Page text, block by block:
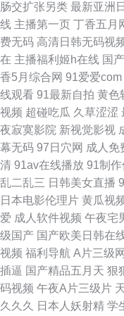
精品久久中文字 午夜福利
费观看91看片 综合瑟站 成
丝袜一区二区三区 福利AV
源超碰 日韩久久伊人 91色
自拍 伊人日韩无码 加勒比
文字 成人天堂 四虎精品久
视频 91免费在线观看网页
深爱妞妞导航 成全影院热
久 1024看片成人版 麻豆精
肠交扩张另类 最新亚洲
线 主播第一页 丁香五月
费无码 高清日韩无码视
在 主播福利姬h在线 国
香5月综合网 91爱爱com
线观看 91最新自拍 黄色
视频 超碰吃瓜 久草涩涩
夜寂寞影院 新视觉影视
幕无码 97日穴网 成人免
清 91av在线播放 91制作
乱二乱三 日韩美女直播
日本电影伦理片 黄瓜视
爱 成人软件视频 午夜宅
级国产 国产欧美日韩在
视频 福利导航 A片三级
插逼 国产精品五月天 狠
码视频 午夜A片三级片
久久久
日本人妖射精 学